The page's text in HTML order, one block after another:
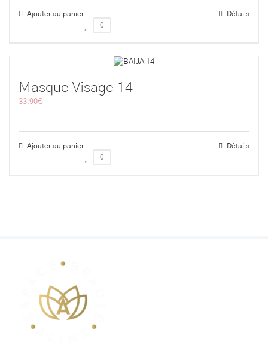
Ajouter au panier
Détails
0
Masque Visage 14
33,90€
Ajouter au panier
Détails
0